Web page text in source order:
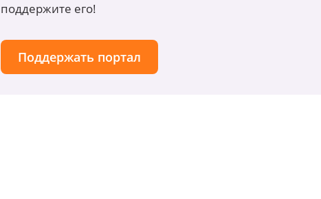
поддержите его!
Поддержать портал